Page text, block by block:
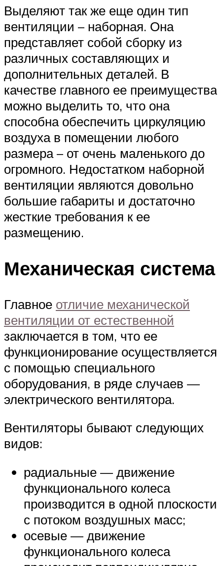
Выделяют так же еще один тип
вентиляции – наборная. Она
представляет собой сборку из
различных составляющих и
дополнительных деталей. В
качестве главного ее преимущества
можно выделить то, что она
способна обеспечить циркуляцию
воздуха в помещении любого
размера – от очень маленького до
огромного. Недостатком наборной
вентиляции являются довольно
большие габариты и достаточно
жесткие требования к ее
размещению.
Механическая система
Главное отличие механической
вентиляции от естественной
заключается в том, что ее
функционирование осуществляется
с помощью специального
оборудования, в ряде случаев —
электрического вентилятора.
Вентиляторы бывают следующих
видов:
радиальные — движение
функционального колеса
производится в одной плоскости
с потоком воздушных масс;
осевые — движение
функционального колеса